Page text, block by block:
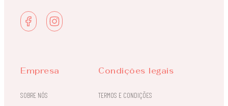
Empresa
SOBRE NÓS
Condições legais
TERMOS E CONDIÇÕES